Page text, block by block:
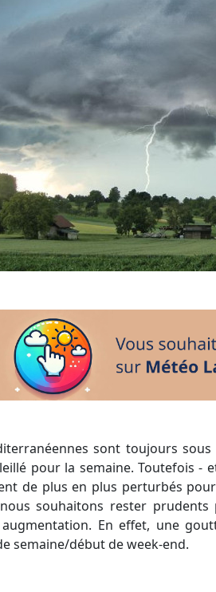
pour la semaine. Toutefois -
de plus en plus perturbés
souhaitons rester
En effet, une
semaine/début de week-end.